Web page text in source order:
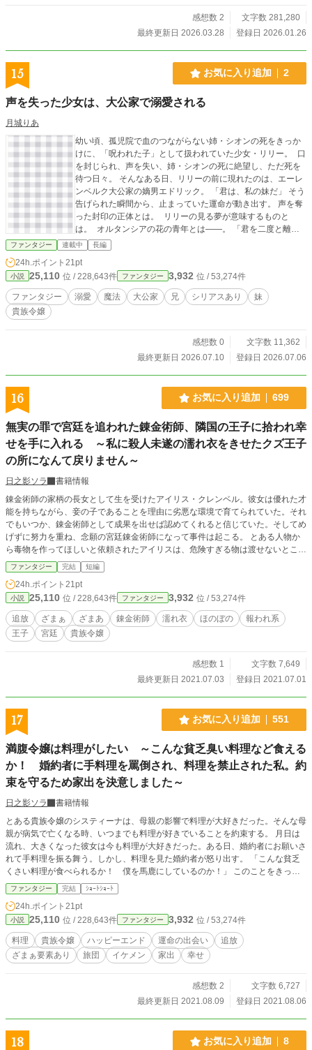
感想数 2
文字数 281,280
最終更新日 2026.03.28
登録日 2026.01.26
15 お気に入り追加 2
声を失った少女は、大公家で溺愛される
月城りあ
幼い頃、孤児院で血のつながらない姉・シオンの死をきっか
けに、「呪われた子」として扱われていた少女・リリー。 口
を封じられ、声を失い、姉・シオンの死に絶望し、ただ死を
待つ日々。 そんなある日、リリーの前に現れたのは、エーレ
ンベルク大公家の嫡男エドリック。 「君は、私の妹だ」 そう
告げられた瞬間から、止まっていた運命が動き出す。 声を奪
った封印の正体とは。 リリーの見る夢が意味するものと
は。 オルタンシアの花の青年とは――。 「君を二度と離さ
ない」 溺愛だけでは終わらない、声を奪われた少女の運命と
は。
ファンタジー 連載中 長編
24h.ポイント 21pt
小説 25,110 位 / 228,643件 ファンタジー 3,932 位 / 53,274件
ファンタジー 溺愛 魔法 大公家 兄 シリアスあり
妹
貴族令嬢
感想数 0
文字数 11,362
最終更新日 2026.07.10
登録日 2026.07.06
16 お気に入り追加 699
無実の罪で宮廷を追われた錬金術師、隣国の王子に拾われ幸
せを手に入れる ～私に殺人未遂の濡れ衣をきせたクズ王子
の所になんて戻りません～
日之影ソラ
書籍情報
錬金術師の家柄の長女として生を受けたアイリス・クレンベル。彼女は優れた才
能を持ちながら、妾の子であることを理由に劣悪な環境で育てられていた。それ
でもいつか、錬金術師として成果を出せば認めてくれると信じていた。そしてめ
げずに努力を重ね、念願の宮廷錬金術師になって事件は起こる。 とある人物か
ら毒物を作ってほしいと依頼されたアイリスは、危険すぎる物は渡せないとこの
依頼を拒否した。しかし途中まで毒物の研究を進めて完成手前までは到達してい
たことが仇となる。研究成果を盗まれ、悪用され国王暗殺未遂の罪をきせられて
しまった。 死罪を言い渡され絶体絶命の窮地に、小さい頃から知り合ったラル
クという青年が駆けつける。 「俺はレムナント王国第二王子ラルク・レムナン
ト。なぁアイリス、良ければウチの国の錬金術師にならないか？」 実は王子だ
ったラルクは、小さい頃からよく知るアイリスに救いの手を差し伸べる。彼の言
葉と思いを知ったアイリスは、彼の手を取る。 こうして新しい場所で、二度目
の助けを受けながら、幸せを目指す物語。 その序章である。
ファンタジー 完結 短編
24h.ポイント 21pt
小説 25,110 位 / 228,643件 ファンタジー 3,932 位 / 53,274件
追放 ざまぁ ざまあ 錬金術師 濡れ衣 ほのぼの
報われ系
王子
宮廷 貴族令嬢
感想数 1
文字数 7,649
最終更新日 2021.07.03
登録日 2021.07.01
17 お気に入り追加 551
満腹令嬢は料理がしたい ～こんな貧乏臭い料理など食える
か！ 婚約者に手料理を罵倒され、料理を禁止された私。約
束を守るため家出を決意しました～
日之影ソラ
書籍情報
とある貴族令嬢のシスティーナは、母親の影響で料理が大好きだった。そんな母
親が病気で亡くなる時、いつまでも料理が好きでいることを約束する。 月日は
流れ、大きくなった彼女は今も料理が大好きだった。ある日、婚約者にお願いさ
れて手料理を振る舞う。しかし、料理を見た婚約者が怒り出す。 「こんな貧乏
くさい料理が食べられるか！ 僕を馬鹿にしているのか！」 このことをきっか
けに関係は破綻、婚約も破棄されてしまう。大好きな料理を否定され、家からも
追い出されそうになった彼女は決意する。 料理を続けるために家を出ること
を。 これは元令嬢の料理人が、本当の居場所を見つけるまでのお話。
ファンタジー 完結 ｼｮｰﾄｼｮｰﾄ
24h.ポイント 21pt
小説 25,110 位 / 228,643件 ファンタジー 3,932 位 / 53,274件
料理 貴族令嬢 ハッピーエンド 運命の出会い
追放
ざまぁ要素あり
旅団 イケメン 家出 幸せ
感想数 2
文字数 6,727
最終更新日 2021.08.09
登録日 2021.08.06
18 お気に入り追加 8